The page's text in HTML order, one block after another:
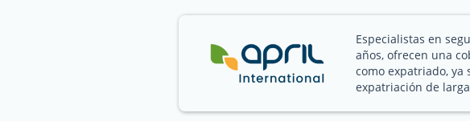
Especialistas en
años, ofrecen una
como expatriado, ya
expatriación de